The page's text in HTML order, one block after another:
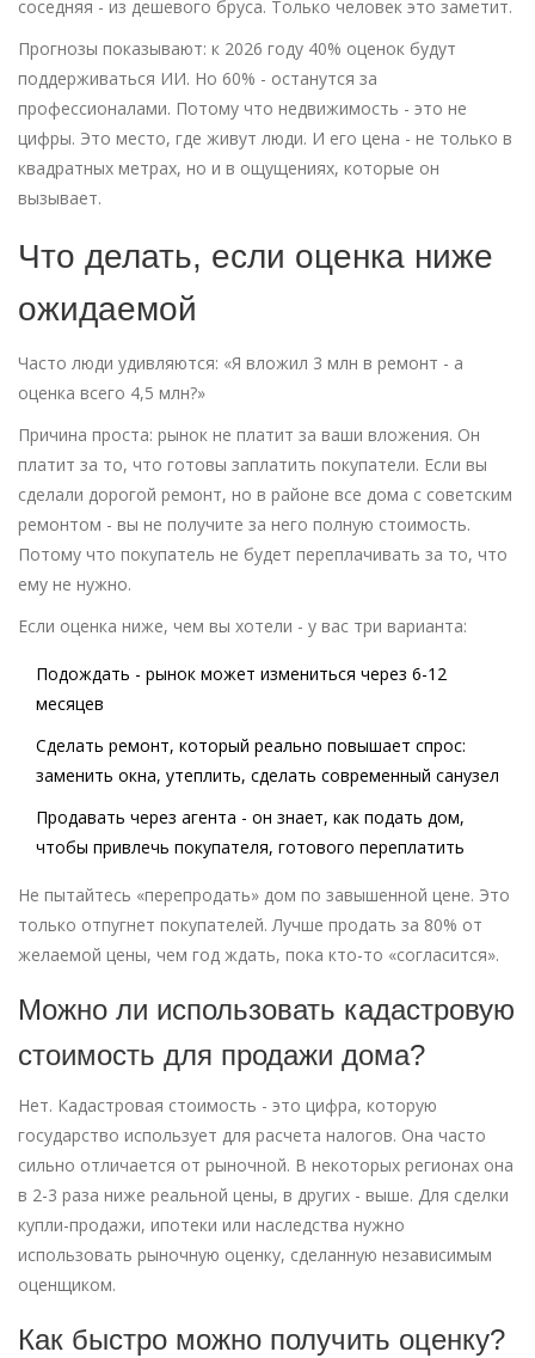
соседняя - из дешевого бруса. Только человек это заметит.
Прогнозы показывают: к 2026 году 40% оценок будут
поддерживаться ИИ. Но 60% - останутся за
профессионалами. Потому что недвижимость - это не
цифры. Это место, где живут люди. И его цена - не только в
квадратных метрах, но и в ощущениях, которые он
вызывает.
Что делать, если оценка ниже
ожидаемой
Часто люди удивляются: «Я вложил 3 млн в ремонт - а
оценка всего 4,5 млн?»
Причина проста: рынок не платит за ваши вложения. Он
платит за то, что готовы заплатить покупатели. Если вы
сделали дорогой ремонт, но в районе все дома с советским
ремонтом - вы не получите за него полную стоимость.
Потому что покупатель не будет переплачивать за то, что
ему не нужно.
Если оценка ниже, чем вы хотели - у вас три варианта:
Подождать - рынок может измениться через 6-12
месяцев
Сделать ремонт, который реально повышает спрос:
заменить окна, утеплить, сделать современный санузел
Продавать через агента - он знает, как подать дом,
чтобы привлечь покупателя, готового переплатить
Не пытайтесь «перепродать» дом по завышенной цене. Это
только отпугнет покупателей. Лучше продать за 80% от
желаемой цены, чем год ждать, пока кто-то «согласится».
Можно ли использовать кадастровую
стоимость для продажи дома?
Нет. Кадастровая стоимость - это цифра, которую
государство использует для расчета налогов. Она часто
сильно отличается от рыночной. В некоторых регионах она
в 2-3 раза ниже реальной цены, в других - выше. Для сделки
купли-продажи, ипотеки или наследства нужно
использовать рыночную оценку, сделанную независимым
оценщиком.
Как быстро можно получить оценку?